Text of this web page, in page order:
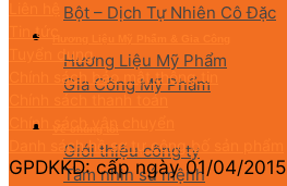
Bột – Dịch Tự Nhiên Cô Đặc
Hương Liệu Mỹ Phẩm
Gia Công Mỹ Phẩm
Giới thiệu công ty
Tầm nhìn sứ mệnh
Tin tức
Tuyển dụng
Chính sách bảo mật thông tin
Chính sách thanh toán
Chính sách vận chuyển
Danh sách hồ sơ tự công bố sản phẩm
GPDKKD: cấp ngày 01/04/2015